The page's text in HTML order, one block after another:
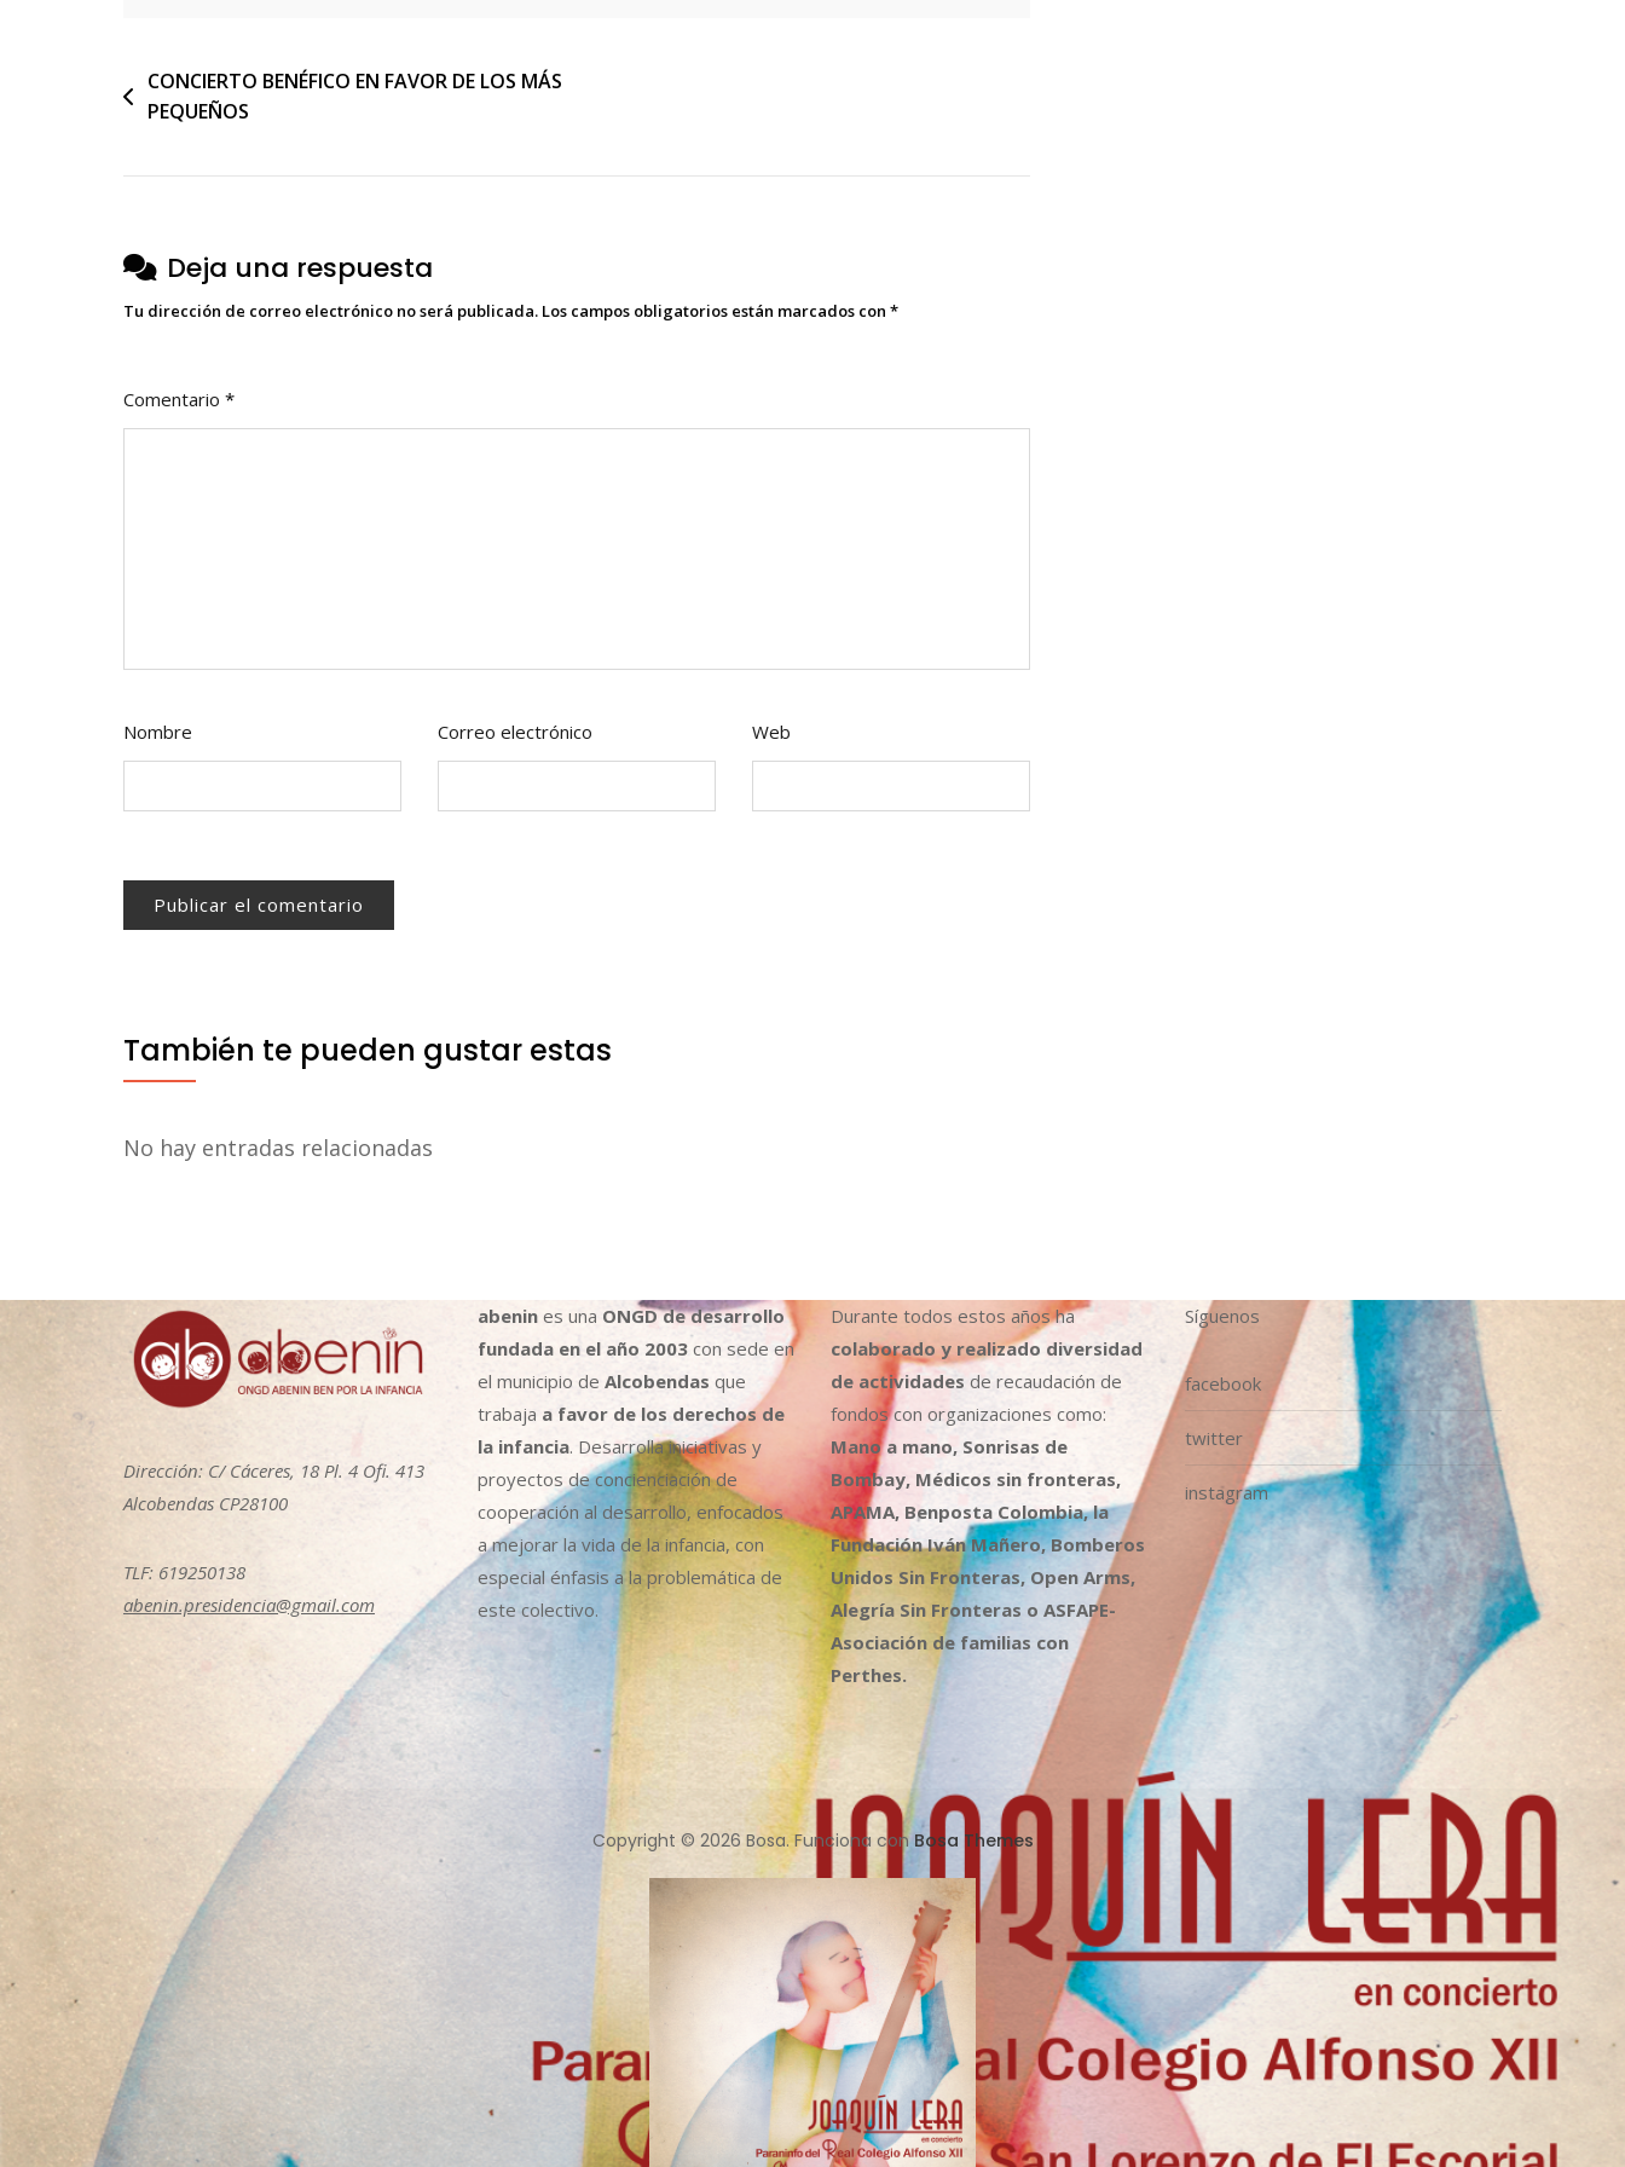
Navegación
de
entradas
CONCIERTO BENÉFICO EN FAVOR DE LOS MÁS
PEQUEÑOS
Deja una respuesta
Tu dirección de correo electrónico no será publicada. Los campos obligatorios están marcados con *
Comentario *
Nombre Correo electrónico Web
También te pueden gustar estas
No hay entradas relacionadas
Dirección: C/ Cáceres, 18 Pl. 4 Ofi. 413
Alcobendas CP28100
TLF: 619250138
abenin.presidencia@gmail.com
abenines una ONGD de desarrollo
fundada en el año 2003con sede en
el municipio de Alcobendas que
trabaja a favor de los derechos de
la infancia. Desarrolla iniciativas y
proyectos de concienciación de
cooperación al desarrollo, enfocados
a mejorar la vida de la infancia, con
especial énfasis a la problemática de
este colectivo.
Durante todos estos años ha
colaborado y realizado diversidad
de actividades de recaudación de
fondos con organizaciones como:
Mano a mano, Sonrisas de
Bombay, Médicos sin fronteras,
APAMA, Benposta Colombia, la
Fundación Iván Mañero, Bomberos
Unidos Sin Fronteras, Open Arms,
Alegría Sin Fronteras o ASFAPE-
Asociación de familias con
Perthes.
Síguenos
facebook
twitter
instagram
Copyright © 2026 Bosa. Funciona conBosa Themes